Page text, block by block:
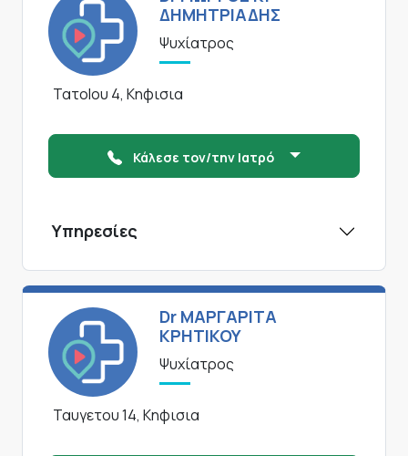
ΔΗΜΗΤΡΙΑΔΗΣ
Ψυχίατρος
ΤατοΙου 4, Κηφισια
Κάλεσε τον/την Ιατρό
Υπηρεσίες
Dr ΜΑΡΓΑΡΙΤΑ
ΚΡΗΤΙΚΟΥ
Ψυχίατρος
Ταυγετου 14, Κηφισια